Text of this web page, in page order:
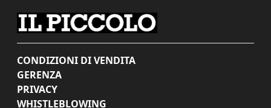
CONDIZIONI DI VENDITA
GERENZA
PRIVACY
WHISTLEBLOWING